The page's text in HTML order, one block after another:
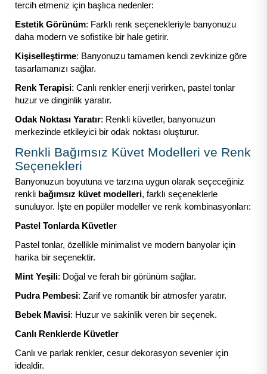
tercih etmeniz için başlıca nedenler:
Estetik Görünüm: Farklı renk seçenekleriyle banyonuzu
daha modern ve sofistike bir hale getirir.
Kişiselleştirme: Banyonuzu tamamen kendi zevkinize göre
tasarlamanızı sağlar.
Renk Terapisi: Canlı renkler enerji verirken, pastel tonlar
huzur ve dinginlik yaratır.
Odak Noktası Yaratır: Renkli küvetler, banyonuzun
merkezinde etkileyici bir odak noktası oluşturur.
Renkli Bağımsız Küvet Modelleri ve Renk
Seçenekleri
Banyonuzun boyutuna ve tarzına uygun olarak seçeceğiniz
renkli bağımsız küvet modelleri, farklı seçeneklerle
sunuluyor. İşte en popüler modeller ve renk kombinasyonları:
Pastel Tonlarda Küvetler
Pastel tonlar, özellikle minimalist ve modern banyolar için
harika bir seçenektir.
Mint Yeşili: Doğal ve ferah bir görünüm sağlar.
Pudra Pembesi: Zarif ve romantik bir atmosfer yaratır.
Bebek Mavisi: Huzur ve sakinlik veren bir seçenek.
Canlı Renklerde Küvetler
Canlı ve parlak renkler, cesur dekorasyon sevenler için
idealdir.